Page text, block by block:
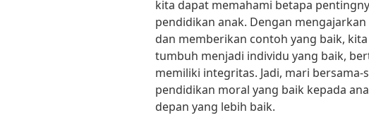
kita dapat memahami betapa
pendidikan anak. Dengan
dan memberikan contoh yang baik,
tumbuh menjadi individu yang baik,
memiliki integritas. Jadi, mari bersama-
pendidikan moral yang baik kepada
depan yang lebih baik.